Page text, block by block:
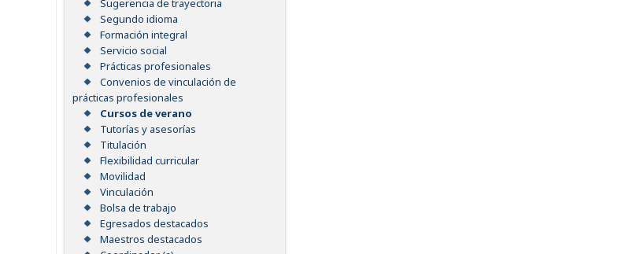
Sugerencia de trayectoria
Segundo idioma
Formación integral
Servicio social
Prácticas profesionales
Convenios de vinculación de
prácticas profesionales
Cursos de verano
Tutorías y asesorías
Titulación
Flexibilidad curricular
Movilidad
Vinculación
Bolsa de trabajo
Egresados destacados
Maestros destacados